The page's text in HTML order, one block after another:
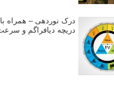
دریچه دیافراگم و